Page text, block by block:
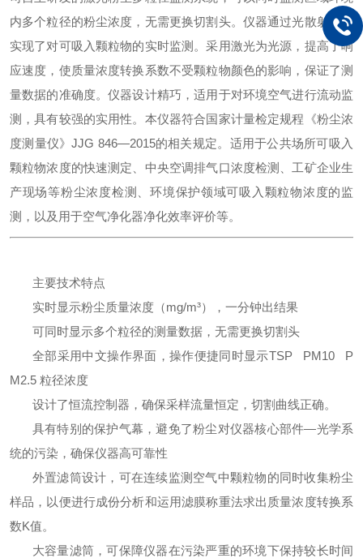
内多个粒径的粉尘浓度，无需更换切割头。仪器通过光散射原理
实现了对可吸入颗粒物的实时监测。采用激光为光源，提高了响
应速度，使质量浓度转换系数不受颗粒物颜色的影响，保证了测
量数据的准确度。仪器设计精巧，适用于对环境空气进行流动监
测，具有较强的实用性。本仪器符合国家计量检定规程《粉尘浓
度测量仪》JJG 846—2015的相关规定。适用于公共场所可吸入
颗粒物浓度的快速测定、中央空调排气口浓度检测、工矿企业生
产现场等粉尘浓度检测、环境保护领域可吸入颗粒物浓度的监
测，以及用于空气净化器净化效率评价等。
主要技术特点
实时显示粉尘质量浓度（mg/m³），一分钟出结果
可同时显示多个粒径的测量数据，无需更换切割头
全部采用中文操作界面，操作便捷同时显示TSP PM10 P
M2.5 粒径浓度
设计了恒流控制器，确保采样流量恒定，切割曲线正确。
具有特别的保护气幕，避免了粉尘对仪器核心部件—光学系
统的污染，确保仪器高可靠性
外置滤筒设计，可在连续监测空气中颗粒物的同时收集粉尘
样品，以便进行成份分析和运用滤膜称重法求出质量浓度转换系
数K值。
大容量滤筒，可保障仪器在污染严重的环境下保持较长时间